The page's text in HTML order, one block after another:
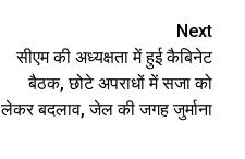
Next
सीएम की अध्यक्षता में हुई कैबिनेट
बैठक, छोटे अपराधों में सजा को
लेकर बदलाव, जेल की जगह जुर्माना